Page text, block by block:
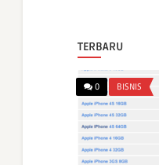
TERBARU
0 BISNIS